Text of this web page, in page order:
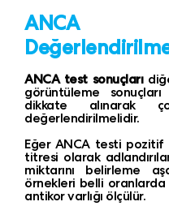
ANCA
ANCA test sonuçları
görüntüleme
dikkate alınarak
değerlendirilmelidir.
Eğer ANCA testi
titresi olarak
miktarını belirleme
örnekleri belli
antikor varlığı ölçülür.